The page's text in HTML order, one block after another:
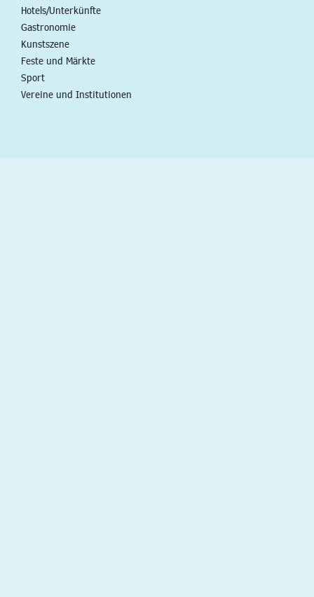
Hotels/Unterkünfte
Gastronomie
Kunstszene
Feste und Märkte
Sport
Vereine und Institutionen